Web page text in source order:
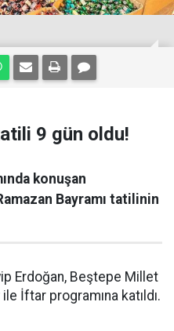
9 gün oldu!
konuşan
Bayramı tatilinin
Erdoğan, Beştepe Millet
İftar programına katıldı.